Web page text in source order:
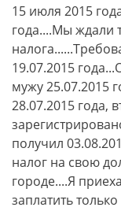
15 июля 2015
года....Мы ждали
19.07.2015
мужу 25.07.2015
28.07.2015 года,
получил
налог на свою
городе....Я
заплатить